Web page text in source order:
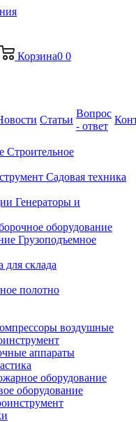
Корзина0 0
Статьи
Вопрос
- ответ
Строительное
Садовая техника
Генераторы и
оборудование
Грузоподъемное
для склада
полотно
воздушные
аппараты
оборудование
оборудование